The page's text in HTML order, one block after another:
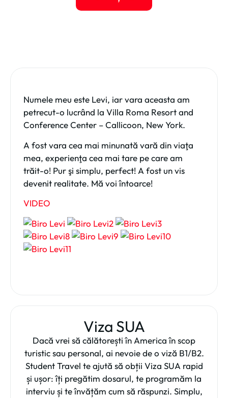
Viza SUA
Dacă vrei să călătorești în America în scop
turistic sau personal, ai nevoie de o viză B1/B2.
Student Travel te ajută să obții Viza SUA rapid
și ușor: îți pregătim dosarul, te programăm la
interviu și te învățăm cum să răspunzi. Simplu,
Numele meu este Levi, iar vara aceasta am
petrecut-o lucrând la Villa Roma Resort and
Conference Center – Callicoon, New York.
A fost vara cea mai minunată vară din viaţa
mea, experienţa cea mai tare pe care am
trăit-o! Pur şi simplu, perfect! A fost un vis
devenit realitate. Mă voi întoarce!
VIDEO